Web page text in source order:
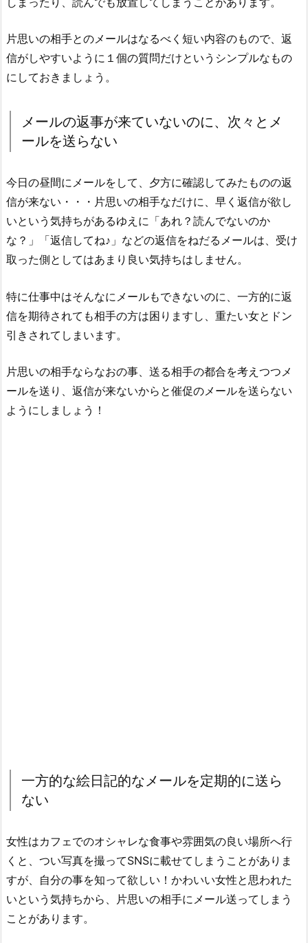
片思いの相手とのメールはなるべく短い内容のもので、返
信がしやすいように１個の質問だけというシンプルなもの
にしておきましょう。
メールの返事が来ていないのに、次々とメ
ールを送らない
今日の昼間にメールをして、夕方に確認してみたものの返
信が来ない・・・片思いの相手なだけに、早く返信が欲し
いという気持ちがあるゆえに「あれ？読んでないのか
な？」「返信してね♪」などの返信をねだるメールは、受け
取った側としてはあまり良い気持ちはしません。
特に仕事中はそんなにメールもできないのに、一方的に返
信を期待されても相手の方は困りますし、重たい女とドン
引きされてしまいます。
片思いの相手ならなおの事、送る相手の都合を考えつつメ
ールを送り、返信が来ないからと催促のメールを送らない
ようにしましょう！
一方的な絵日記的なメールを定期的に送ら
ない
女性はカフェでのオシャレな食事や雰囲気の良い場所へ行
くと、つい写真を撮ってSNSに載せてしまうことがありま
すが、自分の事を知って欲しい！かわいい女性と思われた
いという気持ちから、片思いの相手にメール送ってしまう
ことがあります。